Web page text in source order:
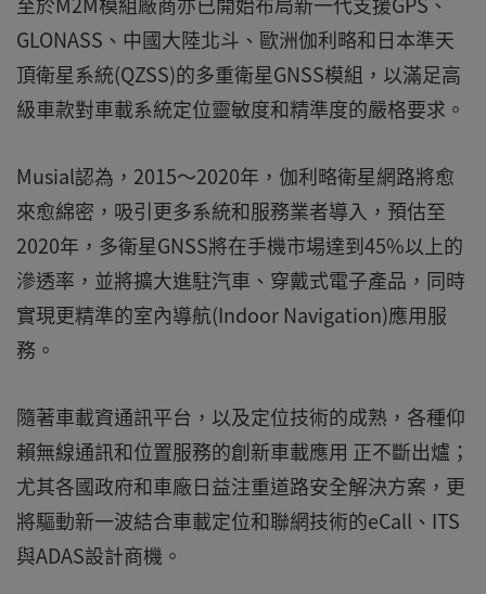
GLONASS、中國大陸北斗、歐洲伽利略和日本準天
頂衛星系統(QZSS)的多重衛星GNSS模組，以滿足高
級車款對車載系統定位靈敏度和精準度的嚴格要求。
Musial認為，2015～2020年，伽利略衛星網路將愈
來愈綿密，吸引更多系統和服務業者導入，預估至
2020年，多衛星GNSS將在手機市場達到45%以上的
滲透率，並將擴大進駐汽車、穿戴式電子產品，同時
實現更精準的室內導航(Indoor Navigation)應用服
務。
隨著車載資通訊平台，以及定位技術的成熟，各種仰
賴無線通訊和位置服務的創新車載應用 正不斷出爐；
尤其各國政府和車廠日益注重道路安全解決方案，更
將驅動新一波結合車載定位和聯網技術的eCall、ITS
與ADAS設計商機。